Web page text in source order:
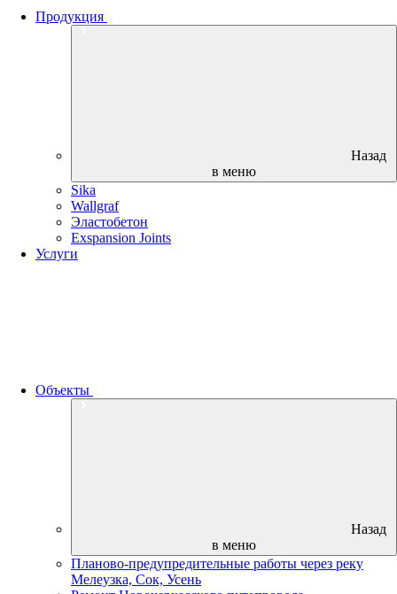
Продукция
Назад
в меню
Sika
Wallgraf
Эластобетон
Exspansion Joints
Услуги
Объекты
Назад
в меню
Планово-предупредительные работы через реку
Мелеузка, Сок, Усень